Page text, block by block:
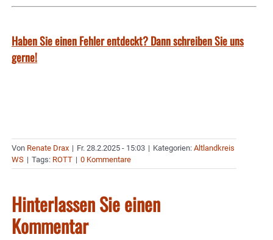
Haben Sie einen Fehler entdeckt? Dann schreiben Sie uns
gerne!
Von Renate Drax | Fr. 28.2.2025 - 15:03 | Kategorien: Altlandkreis
WS | Tags: ROTT | 0 Kommentare
Hinterlassen Sie einen
Kommentar